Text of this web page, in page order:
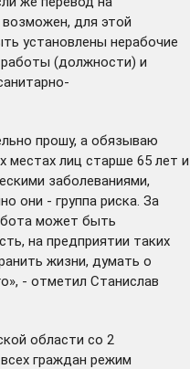
для этой
установлены нерабочие
(должности) и
прошу, а обязываю
местах лиц старше 65 лет и
заболеваниями,
они - группа риска. За
может быть
на предприятии таких
жизни, думать о
- отметил Станислав
области со 2
граждан режим